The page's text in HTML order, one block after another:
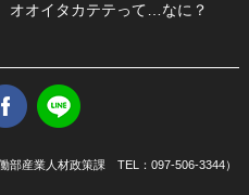
オオイタカテテって…なに？
部産業人材政策課 TEL：097-506-3344）